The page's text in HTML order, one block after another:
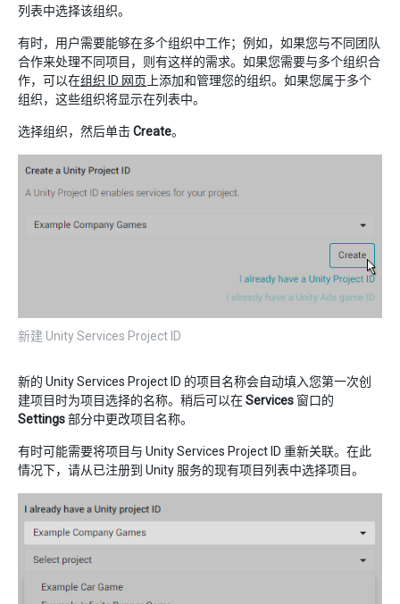
列表中选择该组织。
有时，用户需要能够在多个组织中工作；例如，如果您与不同团队
合作来处理不同项目，则有这样的需求。如果您需要与多个组织合
作，可以在组织 ID 网页 上添加和管理您的组织。如果您属于多个
组织，这些组织将显示在列表中。
选择组织，然后单击Create。
新建 Unity Services Project ID
新的 Unity Services Project ID 的项目名称会自动填入您第一次创
建项目时为项目选择的名称。稍后可以在Services 窗口的
Settings部分中更改项目名称。
有时可能需要将项目与 Unity Services Project ID 重新关联。在此
情况下，请从已注册到 Unity 服务的现有项目列表中选择项目。